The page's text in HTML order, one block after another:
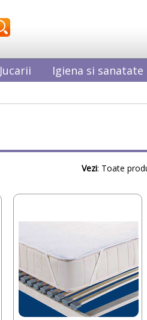
Jucarii Igiena si sanatate
Vezi: Toate